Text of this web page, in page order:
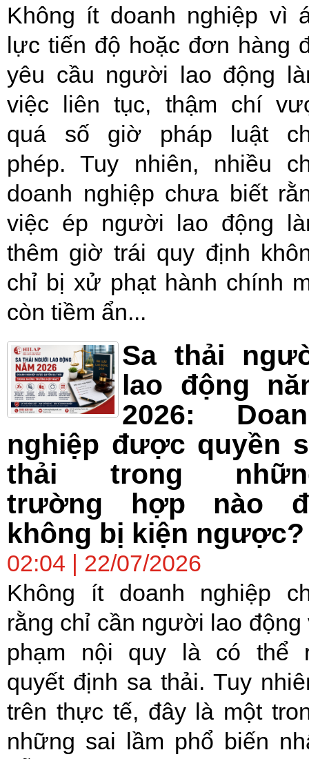
Không ít doanh nghiệp vì
lực tiến độ hoặc đơn hàng
yêu cầu người lao động
việc liên tục, thậm chí
quá số giờ pháp luật
phép. Tuy nhiên, nhiều
doanh nghiệp chưa biết
việc ép người lao động
thêm giờ trái quy định
chỉ bị xử phạt hành chính
còn tiềm ẩn...
Sa thải
lao động
2026:
nghiệp được quyền
thải trong
trường hợp nào
không bị kiện ngược?
02:04 | 22/07/2026
Không ít doanh nghiệp
rằng chỉ cần người lao động
phạm nội quy là có thể
quyết định sa thải. Tuy
trên thực tế, đây là một
những sai lầm phổ biến